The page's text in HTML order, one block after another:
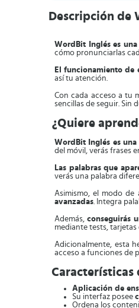
Descripción de
WordBit Inglés es
cómo pronunciarlas
El funcionamiento de
así tu atención.
Con cada acceso a tu
sencillas de seguir. Sin
¿Quiere
WordBit Inglés es
del móvil, verás frases
Las palabras que
verás una palabra
Asimismo, el modo de
avanzadas. Integra
Además,conseguirás
mediante tests,
Adicionalmente, esta
acceso a funciones de
Características
Aplicación de
Su interfaz posee
Ordena los